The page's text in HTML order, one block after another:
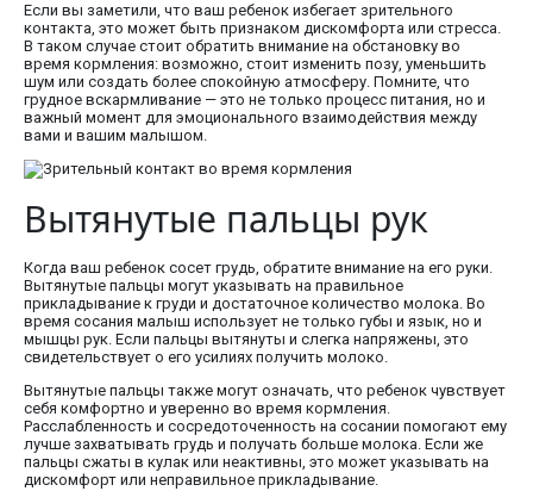
Если вы заметили, что ваш ребенок избегает зрительного
контакта, это может быть признаком дискомфорта или стресса.
В таком случае стоит обратить внимание на обстановку во
время кормления: возможно, стоит изменить позу, уменьшить
шум или создать более спокойную атмосферу. Помните, что
грудное вскармливание — это не только процесс питания, но и
важный момент для эмоционального взаимодействия между
вами и вашим малышом.
Вытянутые пальцы рук
Когда ваш ребенок сосет грудь, обратите внимание на его руки.
Вытянутые пальцы могут указывать на правильное
прикладывание к груди и достаточное количество молока. Во
время сосания малыш использует не только губы и язык, но и
мышцы рук. Если пальцы вытянуты и слегка напряжены, это
свидетельствует о его усилиях получить молоко.
Вытянутые пальцы также могут означать, что ребенок чувствует
себя комфортно и уверенно во время кормления.
Расслабленность и сосредоточенность на сосании помогают ему
лучше захватывать грудь и получать больше молока. Если же
пальцы сжаты в кулак или неактивны, это может указывать на
дискомфорт или неправильное прикладывание.